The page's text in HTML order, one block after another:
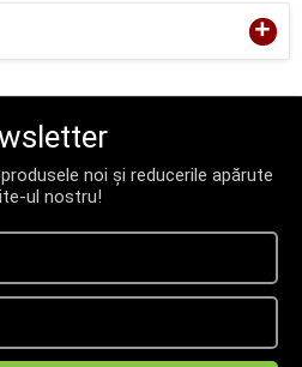
+
noi și reducerile apărute
ul nostru!